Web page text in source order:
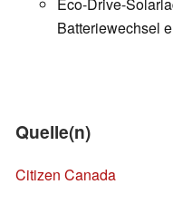
Eco-Drive-
Batteriewechsel
Quelle(n)
Citizen Canada